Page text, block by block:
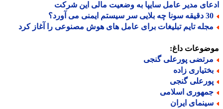
مدیر عامل سایپا به وضعیت مالی این شرکت
سر سیستم ایمنی می آورد؟
تایم تبلیغات برای عامل های هوش مصنوعی را آغاز کرد
داغ:
پورعلی گنجی
زاده
گنجی
اسلامی
ایران